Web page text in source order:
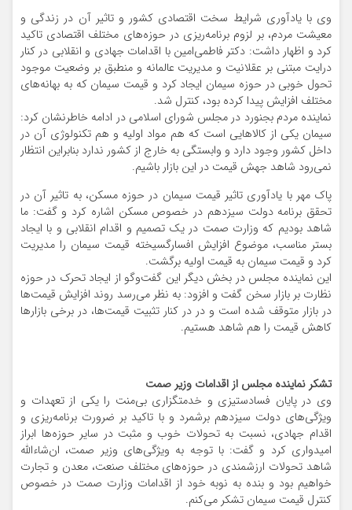
وی با یادآوری شرایط سخت اقتصادی کشور و تاثیر آن در زندگی و
معیشت مردم، بر لزوم برنامه‌ریزی در حوزه‌های مختلف اقتصادی تاکید
کرد و اظهار داشت: دکتر فاطمی‌امین با اقدامات جهادی و انقلابی در کنار
درایت مبتنی بر عقلانیت و مدیریت عالمانه و منطبق بر وضعیت موجود
تحول خوبی در حوزه سیمان ایجاد کرد و قیمت‌ سیمان که به بهانه‌های
مختلف افزایش پیدا کرده بود، کنترل شد.
نماینده مردم بجنورد در مجلس شورای اسلامی در ادامه خاطرنشان کرد:
سیمان یکی از کالاهایی است که هم مواد اولیه و هم تکنولوژی آن در
داخل کشور وجود دارد و وابستگی به خارج از کشور ندارد بنابراین انتظار
نمی‌رود شاهد جهش قیمت در این بازار باشیم.
پاک مهر با یادآوری تاثیر قیمت سیمان در حوزه‌ مسکن، به تاثیر آن در
تحقق برنامه دولت سیزدهم در خصوص مسکن اشاره کرد و گفت: ما
شاهد بودیم که وزارت صمت در یک تصمیم و اقدام انقلابی و با ایجاد
بستر مناسب، موضوع افزایش افسارگسیخته قیمت سیمان را مدیریت
کرد و قیمت‌ سیمان به قیمت اولیه برگشت.
این نماینده مجلس در بخش دیگر این گفت‌وگو از ایجاد تحرک در حوزه
نظارت بر بازار سخن گفت و افزود: به نظر می‌رسد روند افزایش قیمت‌ها
در بازار متوقف شده است و در در کنار تثبیت قیمت‌ها، در برخی بازارها
کاهش قیمت را هم شاهد هستیم.
تشکر نماینده مجلس از اقدامات وزیر صمت
وی در پایان فسادستیزی و خدمتگزاری بی‌منت را یکی از تعهدات و
ویژگی‌های دولت سیزدهم برشمرد و با تاکید بر ضرورت برنامه‌ریزی و
اقدام جهادی، نسبت به تحولات خوب و مثبت در سایر حوزه‌ها ابراز
امیدواری کرد و گفت: با توجه به ویژگی‌های وزیر صمت، ان‌شاءالله
شاهد تحولات ارزشمندی در حوزه‌های مختلف صنعت، معدن و تجارت
خواهیم بود و بنده به نوبه خود از اقدامات وزارت صمت در خصوص
کنترل قیمت سیمان تشکر می‌کنم.